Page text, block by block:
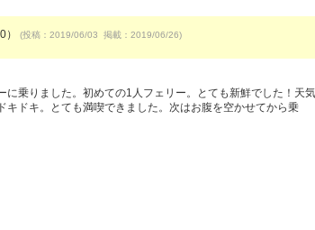
） (投稿：2019/06/03 掲載：2019/06/26)
乗りました。初めての1人フェリー。とても新鮮でした！天気
ドキ。とても満喫できました。次はお腹を空かせてから乗